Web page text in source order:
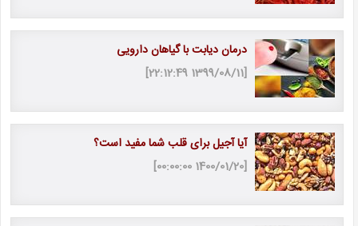
درمان دیابت با گیاهان دارویی
[1399/08/11 22:12:49]
آیا آجیل برای قلب شما مفید است؟
[1400/01/20 00:00:00]